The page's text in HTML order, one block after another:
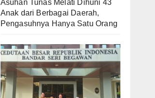
Asuhan Tunas Melati Dihuni 43
Anak dari Berbagai Daerah,
Pengasuhnya Hanya Satu Orang